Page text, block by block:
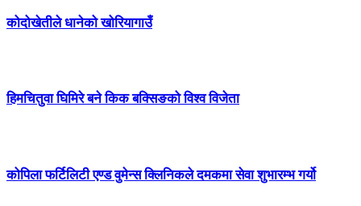
कोदोखेतीले धानेको खोरियागाउँ
हिमचितुवा घिमिरे बने किक बक्सिङको विश्व विजेता
कोपिला फर्टिलिटी एण्ड वुमेन्स क्लिनिकले दमकमा सेवा शुभारम्भ गर्यो